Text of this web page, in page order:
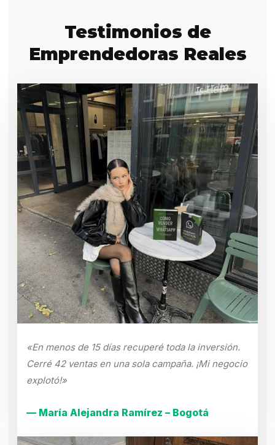
Testimonios de
Emprendedoras Reales
«En menos de 15 días recuperé toda la inversión.
Cerré 42 ventas en una sola campaña. ¡Mi negocio
explotó!»
— María Alejandra Ramírez – Bogotá